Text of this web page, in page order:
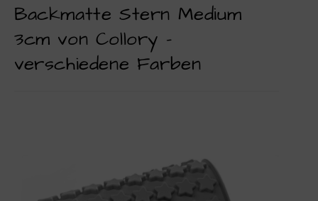
Terminvereinbarung
Backmatte Stern Medium
3cm von Collory –
verschiedene Farben